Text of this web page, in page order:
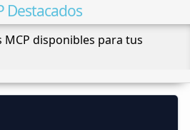
Destacados
disponibles para tus